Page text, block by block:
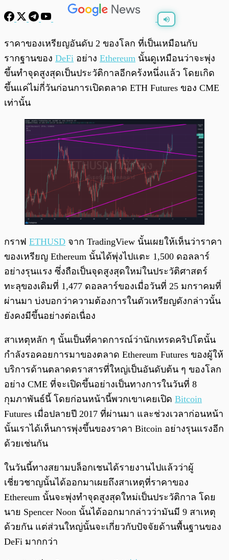
พร้อมเล่น 0:00 /
ราคาของเหรียญอันดับ 2 ของโลก ที่เป็นเหมือนกับ
รากฐานของ DeFi อย่าง Ethereum นั้นดูเหมือนว่าจะพุ่ง
ขึ้นทำจุดสูงสุดเป็นประวัติกาลอีกคร้งหนึ่งแล้ว โดยเกิด
ขึ้นแค่ไม่กี่วันก่อนการเปิดตลาด ETH Futures ของ CME
เท่านั้น
กราฟ ETHUSD จาก TradingView นั้นเผยให้เห็นว่าราคา
ของเหรียญ Ethereum นั้นได้พุ่งไปแตะ 1,500 ดอลลาร์
อย่างรุนแรง ซึ่งถือเป็นจุดสูงสุดใหม่ในประวัติศาสตร์
ทะลุของเดิมที่ 1,477 ดอลลาร์ของเมื่อวันที่ 25 มกราคมที่
ผ่านมา บ่งบอกว่าความต้องการในตัวเหรียญดังกล่าวนั้น
ยังคงมีขึ้นอย่างต่อเนื่อง
สาเหตุหลัก ๆ นั้นเป็นที่คาดการณ์ว่านักเทรดคริปโตนั้น
กำลังรอคอยการมาของตลาด Ethereum Futures ของผู้ให้
บริการด้านตลาดตราสารที่ใหญ่เป็นอันดับต้น ๆ ของโลก
อย่าง CME ที่จะเปิดขึ้นอย่างเป็นทางการในวันที่ 8
กุมภาพันธ์นี้ โดยก่อนหน้านี้พวกเขาเคยเปิด Bitcoin
Futures เมื่อปลายปี 2017 ที่ผ่านมา และช่วงเวลาก่อนหน้า
นั้นเราได้เห็นการพุ่งขึ้นของราคา Bitcoin อย่างรุนแรงอีก
ด้วยเช่นกัน
ในวันนี้ทางสยามบล็อกเชนได้รายงานไปแล้วว่าผู้
เชี่ยวชาญนั้นได้ออกมาเผยถึงสาเหตุที่ราคาของ
Ethereum นั้นจะพุ่งทำจุดสูงสุดใหม่เป็นประวัติกาล โดย
นาย Spencer Noon นั้นได้ออกมากล่าวว่ามันมี 9 สาเหตุ
ด้วยกัน แต่ส่วนใหญ่นั้นจะเกี่ยวกับปัจจัยด้านพื้นฐานของ
DeFi มากกว่า